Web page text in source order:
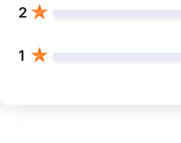
2
1